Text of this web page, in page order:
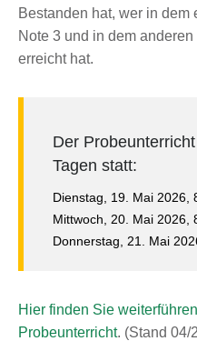
Bestanden hat, wer in
Note 3 und in dem
erreicht hat.
Der
Tagen statt:
Dienstag, 19. Mai 2026,
Mittwoch, 20. Mai 2026,
Donnerstag, 21. Mai
Hier finden Sie
Probeunterricht. (Stand 04/